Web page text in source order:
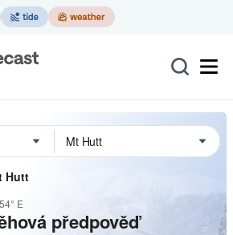
Hutt
E
předpověď